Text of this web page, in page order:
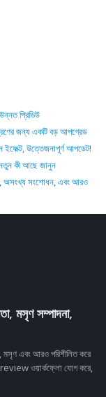
প্রিভিউ
জন্য একটি বড় আপগ্রেড
উত্তেজনাপূর্ণ আপডেট!
কী আছে জানুন
অসংখ্য সংশোধন, এবং আরও
মসৃণ সম্পাদনা,
এবং আরও পরিশীলিত করে
ওয়ার্কফ্লো যোগ করে,